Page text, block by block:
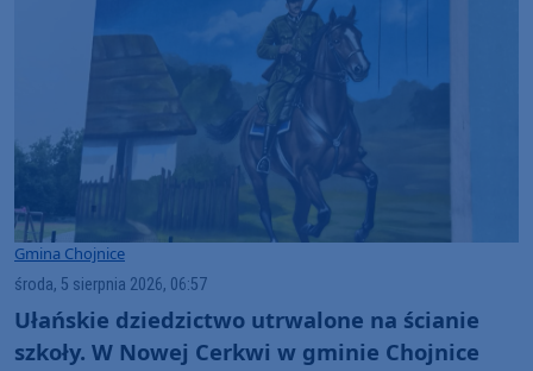
Gmina Chojnice
środa, 5 sierpnia 2026, 06:57
Ułańskie dziedzictwo utrwalone na ścianie
szkoły. W Nowej Cerkwi w gminie Chojnice